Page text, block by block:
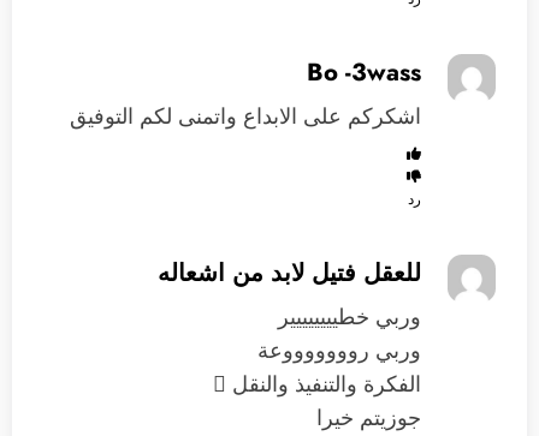
Bo -3wass
اشكركم على الابداع واتمنى لكم التوفيق
رد
للعقل فتيل لابد من اشعاله
وربي خطيييييييير
وربي روووووووعة
الفكرة والتنفيذ والنقل 
جوزيتم خيرا